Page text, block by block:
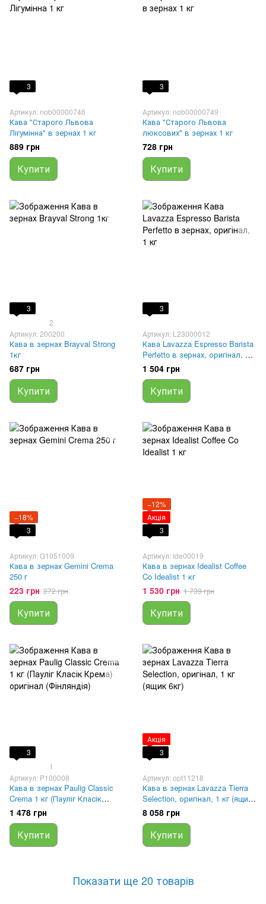
3
Артикул: nob00000746
Кава "Старого Львова
Лігумінна" в зернах 1 кг
889 грн
Купити
3
Артикул: nob00000749
Кава "Старого Львова
люксових" в зернах 1 кг
728 грн
Купити
3
2
Артикул: 200200
Кава в зернах Brayval Strong
1кг
687 грн
Купити
3
Артикул: L23000012
Кава Lavazza Espresso Barista
Perfetto в зернах, оригінал, 1
кг
1 504 грн
Купити
−18%
3
Артикул: G1051009
Кава в зернах Gemini Crema
250 г
223 грн 272 грн
Купити
−12%
Акція
3
Артикул: Ide00019
Кава в зернах Idealist Coffee
Co Idealist 1 кг
1 530 грн 1 739 грн
Купити
3
1
Артикул: P100008
Кава в зернах Paulig Classic
Crema 1 кг (Пауліг Класік
Крема) оригінал (Фінляндія)
1 478 грн
Купити
Акція
3
Артикул: opt11218
Кава в зернах Lavazza Tierra
Selection, оригінал, 1 кг (ящик
6кг)
8 058 грн
Купити
Показати ще 20 товарів